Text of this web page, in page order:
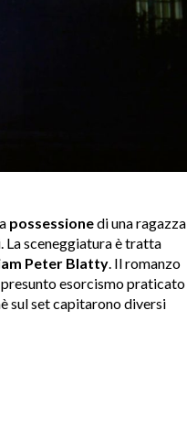
possessionedi una ragazza
La sceneggiatura è tratta
Peter Blatty. Il romanzo
presunto esorcismo praticato
sul set capitarono diversi